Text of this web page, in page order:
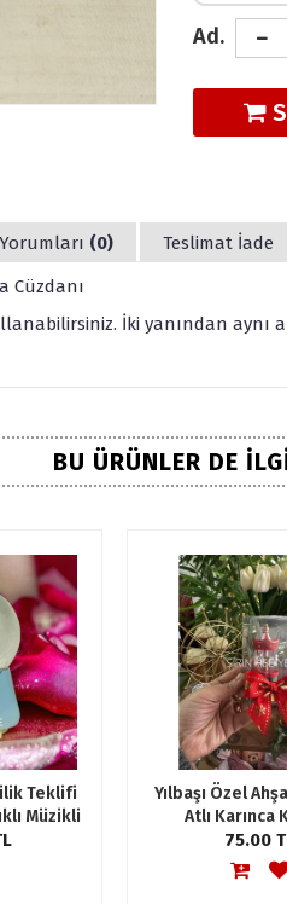
Ad.
(0)
Teslimat İade
Cüzdanı
İki yanından
BU ÜRÜNLER DE
Teklifi
Müzikli
Yılbaşı Özel
Atlı Karınca
75.00